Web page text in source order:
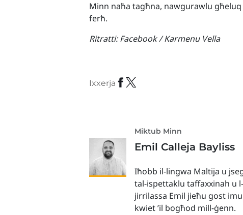
Minn naħa tagħna, nawgurawlu
ferħ.
Ritratti: Facebook / Karmenu Vella
Ixxerja
Miktub Minn
Emil Calleja Bayliss
Iħobb il-lingwa Maltija u
tal-ispettaklu taffaxxinah u
jirrilassa Emil jieħu gost
kwiet ’il bogħod mill-ġenn.